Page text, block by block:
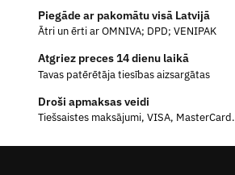
Piegāde ar pakomātu visā Latvijā
Ātri un ērti ar OMNIVA; DPD; VENIPAK
Atgriez preces 14 dienu laikā
Tavas patērētāja tiesības aizsargātas
Droši apmaksas veidi
Tiešsaistes maksājumi, VISA, MasterCard.